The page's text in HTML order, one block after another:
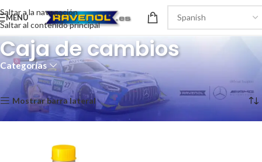
Saltar a la navegación
Saltar al contenido principal
MENÚ
Caja de cambios
Categorías
Aditivos/ Caja de cambios Mostrando el único resultado
Mostrar barra lateral